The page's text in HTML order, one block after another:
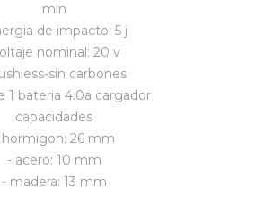
min
de impacto: 5 j
nominal: 20 v
sin carbones
1 bateria 4.0a cargador
capacidades
hormigon: 26 mm
- acero: 10 mm
- madera: 13 mm
para bebé